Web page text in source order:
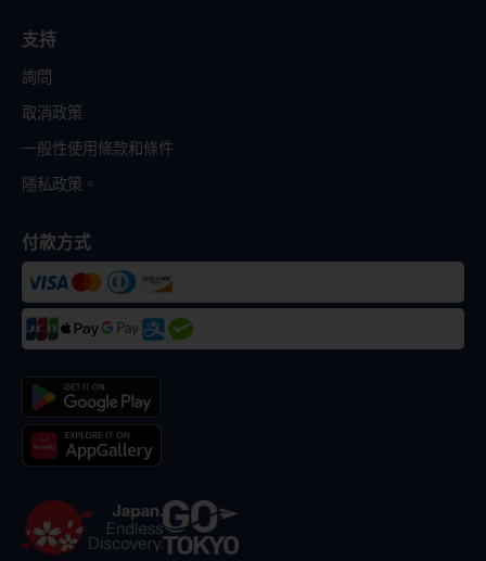
支持
詢問
取消政策
一般性使用條款和條件
隱私政策。
付款方式